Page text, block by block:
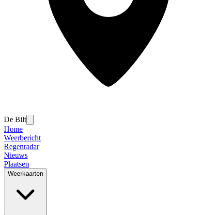
De Bilt
Home
Weerbericht
Regenradar
Nieuws
Plaatsen
Weerkaarten